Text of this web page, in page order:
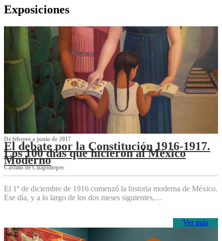
Exposiciones
De febrero a junio de 2017
El debate por la Constitución 1916-1917.
Los 100 días que hicieron al México
Moderno
Castillo de Chapultepec
El 1º de diciembre de 1916 comenzó la historia moderna de México.
Ese día, y a lo largo de los dos meses siguientes,…
Ver más